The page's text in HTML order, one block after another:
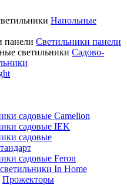
Напольные
Светильники панели
Садово-
садовые Camelion
садовые IEK
садовые
садовые Feron
In Home
Прожекторы